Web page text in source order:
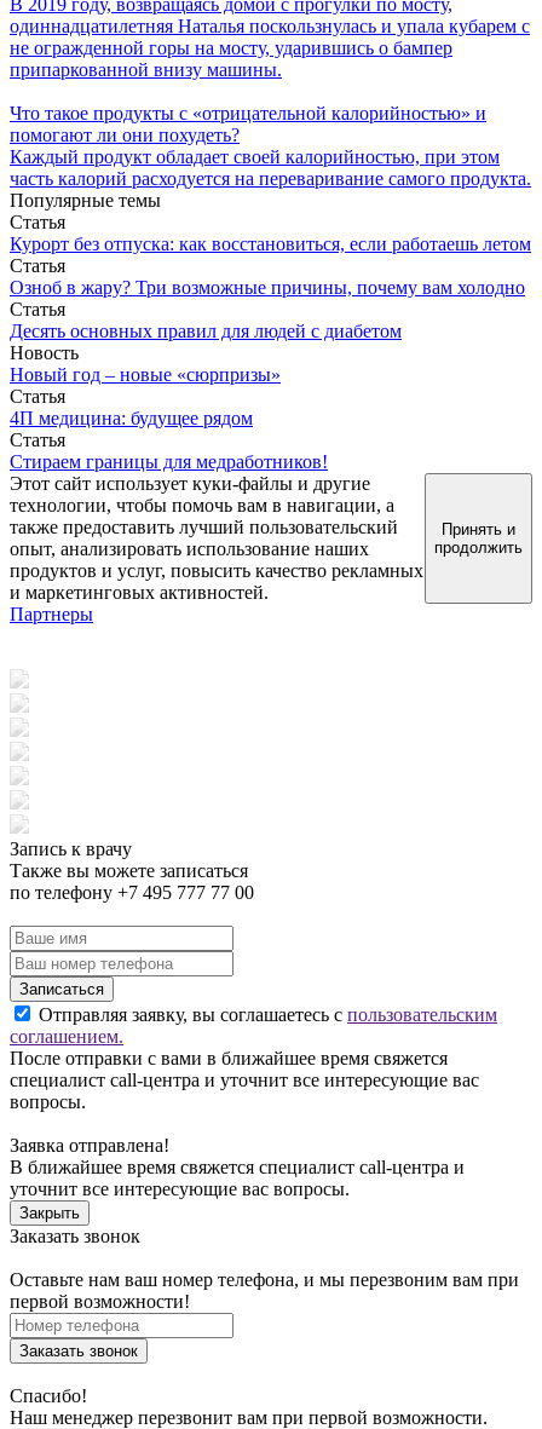
В 2019 году, возвращаясь домой с прогулки по мосту,
одиннадцатилетняя Наталья поскользнулась и упала кубарем с
не огражденной горы на мосту, ударившись о бампер
припаркованной внизу машины.
Что такое продукты с «отрицательной калорийностью» и
помогают ли они похудеть?
Каждый продукт обладает своей калорийностью, при этом
часть калорий расходуется на переваривание самого продукта.
Популярные темы
Статья
Курорт без отпуска: как восстановиться, если работаешь летом
Статья
Озноб в жару? Три возможные причины, почему вам холодно
Статья
Десять основных правил для людей с диабетом
Новость
Новый год – новые «сюрпризы»
Статья
4П медицина: будущее рядом
Статья
Стираем границы для медработников!
Этот сайт использует куки-файлы и другие
технологии, чтобы помочь вам в навигации, а
также предоставить лучший пользовательский
опыт, анализировать использование наших
продуктов и услуг, повысить качество рекламных
и маркетинговых активностей.
Принять и
продолжить
Партнеры
Запись к врачу
Также вы можете записаться
по телефону +7 495 777 77 00
Записаться
Отправляя заявку, вы соглашаетесь с пользовательским
соглашением.
После отправки с вами в ближайшее время свяжется
специалист call-центра и уточнит все интересующие вас
вопросы.
Заявка отправлена!
В ближайшее время свяжется специалист call-центра и
уточнит все интересующие вас вопросы.
Закрыть
Заказать звонок
Оставьте нам ваш номер телефона, и мы перезвоним вам при
первой возможности!
Заказать звонок
Спасибо!
Наш менеджер перезвонит вам при первой возможности.